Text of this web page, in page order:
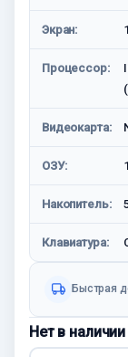
Экран:
Процессор:
Видеокарта:
ОЗУ:
Накопитель:
Клавиатура:
Быстрая
Нет в наличии